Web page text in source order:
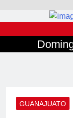
GUANAJUATO